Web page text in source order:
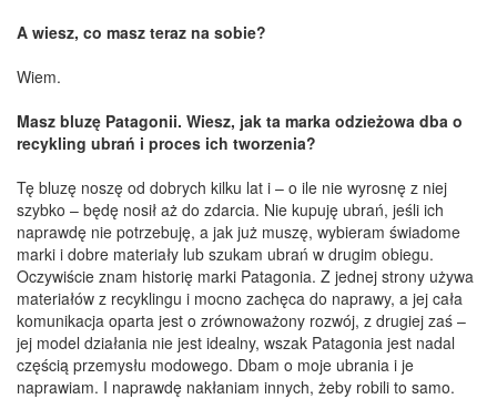
A wiesz, co masz teraz na sobie?
Wiem.
Masz bluzę Patagonii. Wiesz, jak ta marka odzieżowa dba o
recykling ubrań i proces ich tworzenia?
Tę bluzę noszę od dobrych kilku lat i – o ile nie wyrosnę z niej
szybko – będę nosił aż do zdarcia. Nie kupuję ubrań, jeśli ich
naprawdę nie potrzebuję, a jak już muszę, wybieram świadome
marki i dobre materiały lub szukam ubrań w drugim obiegu.
Oczywiście znam historię marki Patagonia. Z jednej strony używa
materiałów z recyklingu i mocno zachęca do naprawy, a jej cała
komunikacja oparta jest o zrównoważony rozwój, z drugiej zaś –
jej model działania nie jest idealny, wszak Patagonia jest nadal
częścią przemysłu modowego. Dbam o moje ubrania i je
naprawiam. I naprawdę nakłaniam innych, żeby robili to samo.